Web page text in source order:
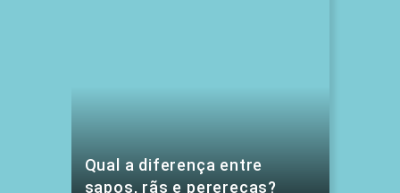
Qual a diferença entre
sapos, rãs e pererecas?